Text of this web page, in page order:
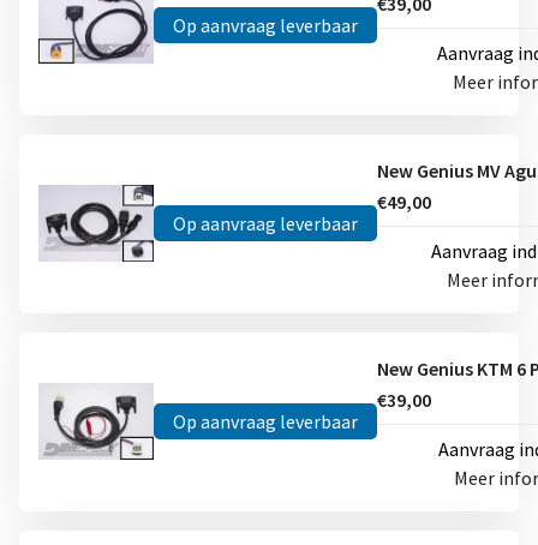
Op aanvraag leverbaar
Aanvraag
Meer
Op aanvraag leverbaar
€49,00
Aanvraag
Meer
Op aanvraag leverbaar
€39,00
Aanvraag
Meer